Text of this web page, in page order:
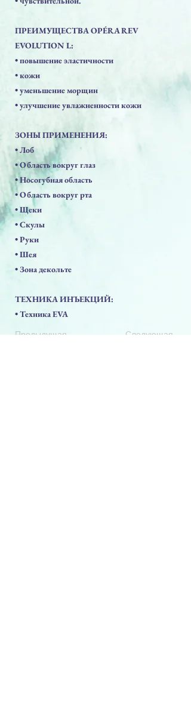
ПРЕИМУЩЕСТВА OPÉRA REV
EVOLUTION L:
• повышение эластичности
• кожи
• уменьшение морщин
• улучшение увлажненности кожи
ЗОНЫ ПРИМЕНЕНИЯ:
• Лоб
• Область вокруг глаз
• Носогубная область
• Область вокруг рта
• Щеки
• Скулы
• Руки
• Шея
• Зона декольте
ТЕХНИКА ИНЪЕКЦИЙ:
• Техника EVA
Предыдущая
Следующая